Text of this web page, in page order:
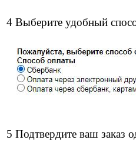
4 Выберите удобный
5 Подтвердите ваш заказ